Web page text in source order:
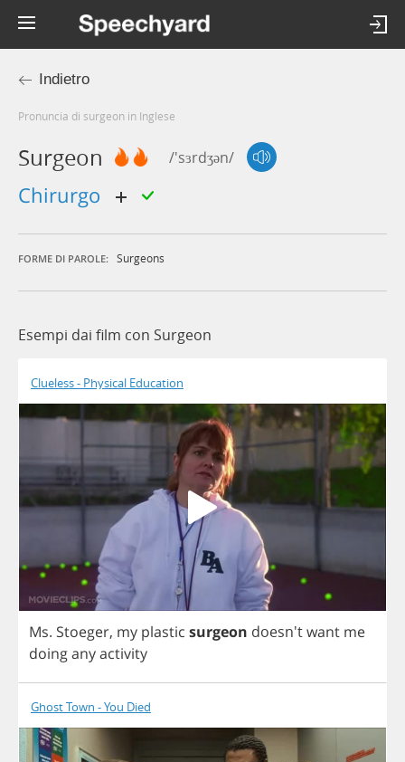
Indietro
Pronuncia di surgeon in Inglese
Surgeon /'sɜrdʒən/
chirurgo
FORME DI PAROLE: Surgeons
Esempi dai film con Surgeon
Clueless - Physical Education
Ms. Stoeger, my plastic surgeon doesn'twant me
doinganyactivity
Ghost Town - You Died